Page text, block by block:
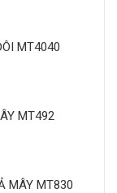
MT4040
MT492
MÂY MT830